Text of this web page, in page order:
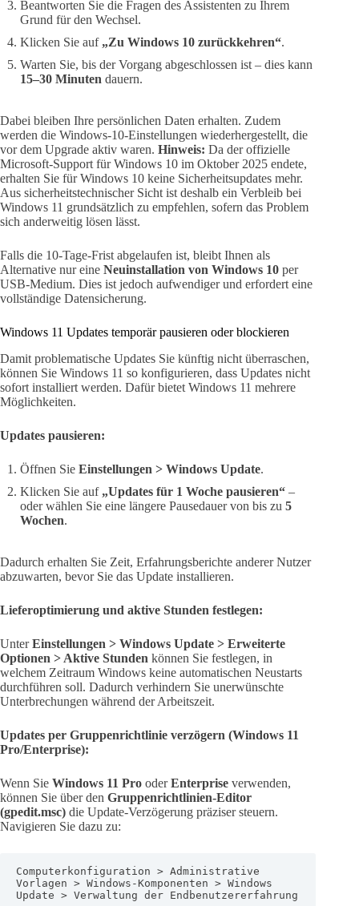
Beantworten Sie die Fragen des Assistenten zu Ihrem
Grund für den Wechsel.
Klicken Sie auf „Zu Windows 10 zurückkehren“.
Warten Sie, bis der Vorgang abgeschlossen ist – dies kann
15–30 Minuten dauern.
Dabei bleiben Ihre persönlichen Daten erhalten. Zudem
werden die Windows-10-Einstellungen wiederhergestellt, die
vor dem Upgrade aktiv waren. Hinweis: Da der offizielle
Microsoft-Support für Windows 10 im Oktober 2025 endete,
erhalten Sie für Windows 10 keine Sicherheitsupdates mehr.
Aus sicherheitstechnischer Sicht ist deshalb ein Verbleib bei
Windows 11 grundsätzlich zu empfehlen, sofern das Problem
sich anderweitig lösen lässt.
Falls die 10-Tage-Frist abgelaufen ist, bleibt Ihnen als
Alternative nur eine Neuinstallation von Windows 10 per
USB-Medium. Dies ist jedoch aufwendiger und erfordert eine
vollständige Datensicherung.
Windows 11 Updates temporär pausieren oder blockieren
Damit problematische Updates Sie künftig nicht überraschen,
können Sie Windows 11 so konfigurieren, dass Updates nicht
sofort installiert werden. Dafür bietet Windows 11 mehrere
Möglichkeiten.
Updates pausieren:
Öffnen Sie Einstellungen > Windows Update.
Klicken Sie auf „Updates für 1 Woche pausieren“ –
oder wählen Sie eine längere Pausedauer von bis zu 5
Wochen.
Dadurch erhalten Sie Zeit, Erfahrungsberichte anderer Nutzer
abzuwarten, bevor Sie das Update installieren.
Lieferoptimierung und aktive Stunden festlegen:
UnterEinstellungen > Windows Update > Erweiterte
Optionen > Aktive Stunden können Sie festlegen, in
welchem Zeitraum Windows keine automatischen Neustarts
durchführen soll. Dadurch verhindern Sie unerwünschte
Unterbrechungen während der Arbeitszeit.
Updates per Gruppenrichtlinie verzögern (Windows 11
Pro/Enterprise):
Wenn Sie Windows 11 Pro oderEnterprise verwenden,
können Sie über den Gruppenrichtlinien-Editor
(gpedit.msc) die Update-Verzögerung präziser steuern.
Navigieren Sie dazu zu:
Computerkonfiguration > Administrative
Vorlagen > Windows-Komponenten > Windows
Update > Verwaltung der Endbenutzererfahrung